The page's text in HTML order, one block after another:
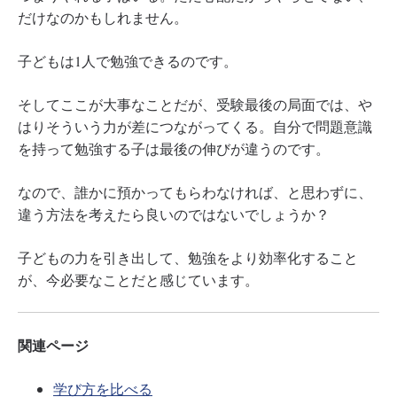
だけなのかもしれません。
子どもは1人で勉強できるのです。
そしてここが大事なことだが、受験最後の局面では、や
はりそういう力が差につながってくる。自分で問題意識
を持って勉強する子は最後の伸びが違うのです。
なので、誰かに預かってもらわなければ、と思わずに、
違う方法を考えたら良いのではないでしょうか？
子どもの力を引き出して、勉強をより効率化すること
が、今必要なことだと感じています。
関連ページ
学び方を比べる